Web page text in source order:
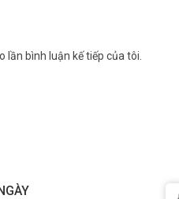
giản
bình luận kế tiếp của tôi.